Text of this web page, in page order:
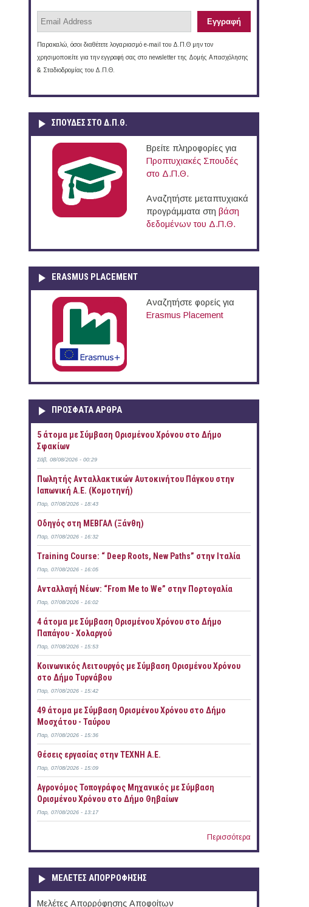
Παρακαλώ, όσοι διαθέτετε λογαριασμό e-mail του Δ.Π.Θ μην τον
χρησιμοποιείτε για την εγγραφή σας στο newsletter της Δομής Απασχόλησης
& Σταδιοδρομίας του Δ.Π.Θ.
ΣΠΟΥΔΈΣ ΣΤΟ Δ.Π.Θ.
Βρείτε πληροφορίες για
Προπτυχιακές Σπουδές
στο Δ.Π.Θ.
Αναζητήστε μεταπτυχιακά
προγράμματα στη βάση
δεδομένων του Δ.Π.Θ.
ERASMUS PLACEMENT
Αναζητήστε φορείς για
Erasmus Placement
ΠΡOΣΦΑΤΑ AΡΘΡΑ
5 άτομα με Σύμβαση Ορισμένου Χρόνου στο Δήμο
Σφακίων
Σάβ, 08/08/2026 - 00:29
Πωλητής Ανταλλακτικών Αυτοκινήτου Πάγκου στην
Ιαπωνική Α.Ε. (Κομοτηνή)
Παρ, 07/08/2026 - 18:43
Οδηγός στη ΜΕΒΓΑΛ (Ξάνθη)
Παρ, 07/08/2026 - 16:32
Training Course: “ Deep Roots, New Paths” στην Ιταλία
Παρ, 07/08/2026 - 16:05
Ανταλλαγή Νέων: “From Me to We” στην Πορτογαλία
Παρ, 07/08/2026 - 16:02
4 άτομα με Σύμβαση Ορισμένου Χρόνου στο Δήμο
Παπάγου - Χολαργού
Παρ, 07/08/2026 - 15:53
Κοινωνικός Λειτουργός με Σύμβαση Ορισμένου Χρόνου
στο Δήμο Τυρνάβου
Παρ, 07/08/2026 - 15:42
49 άτομα με Σύμβαση Ορισμένου Χρόνου στο Δήμο
Μοσχάτου - Ταύρου
Παρ, 07/08/2026 - 15:36
Θέσεις εργασίας στην ΤΕΧΝΗ Α.Ε.
Παρ, 07/08/2026 - 15:09
Αγρονόμος Τοπογράφος Μηχανικός με Σύμβαση
Ορισμένου Χρόνου στο Δήμο Θηβαίων
Παρ, 07/08/2026 - 13:17
Περισσότερα
ΜΕΛΕΤΕΣ ΑΠΟΡΡΟΦΗΣΗΣ
Μελέτες Απορρόφησης Αποφοίτων